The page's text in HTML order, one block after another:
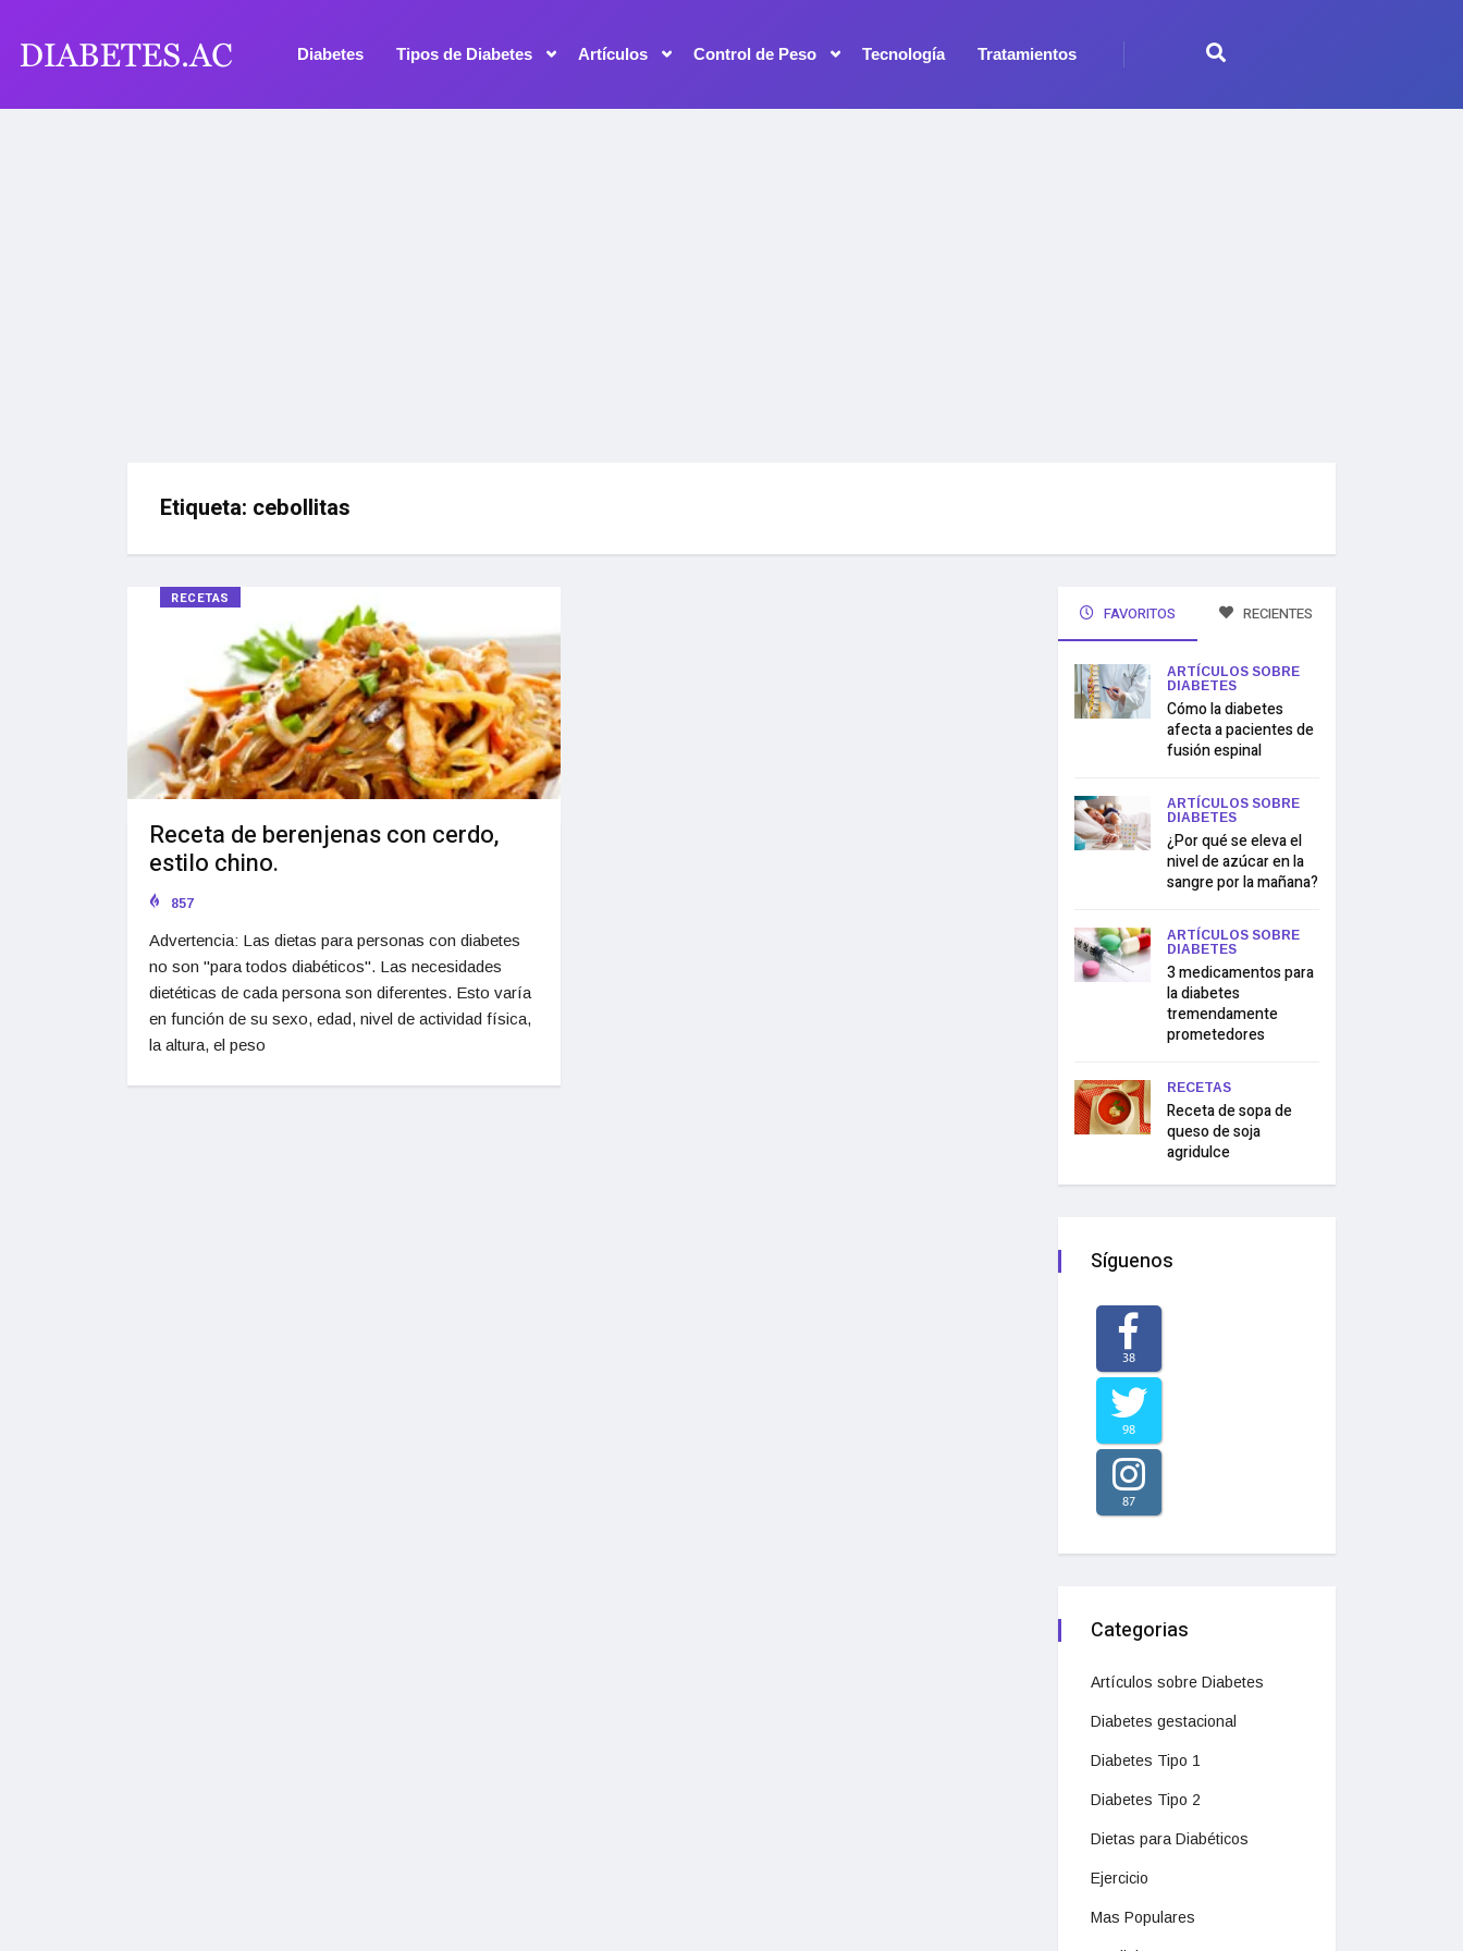
Diabetes Tipos de Diabetes Artículos Control de Peso Tecnología Tratamientos
Etiqueta: cebollitas
RECETAS
Receta de berenjenas con cerdo,
estilo chino.
857
Advertencia: Las dietas para personas con diabetes
no son "para todos diabéticos". Las necesidades
dietéticas de cada persona son diferentes. Esto varía
en función de su sexo, edad, nivel de actividad física,
la altura, el peso
FAVORITOS RECIENTES
ARTÍCULOS SOBRE
DIABETES
Cómo la diabetes
afecta a pacientes de
fusión espinal
ARTÍCULOS SOBRE
DIABETES
¿Por qué se eleva el
nivel de azúcar en la
sangre por la mañana?
ARTÍCULOS SOBRE
DIABETES
3 medicamentos para
la diabetes
tremendamente
prometedores
RECETAS
Receta de sopa de
queso de soja
agridulce
Síguenos
38
98
87
Categorias
Artículos sobre Diabetes
Diabetes gestacional
Diabetes Tipo 1
Diabetes Tipo 2
Dietas para Diabéticos
Ejercicio
Mas Populares